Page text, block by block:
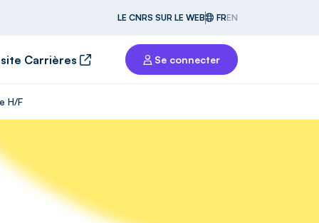
LE CNRS SUR LE WEB FREN
Carrières Se connecter
H/F